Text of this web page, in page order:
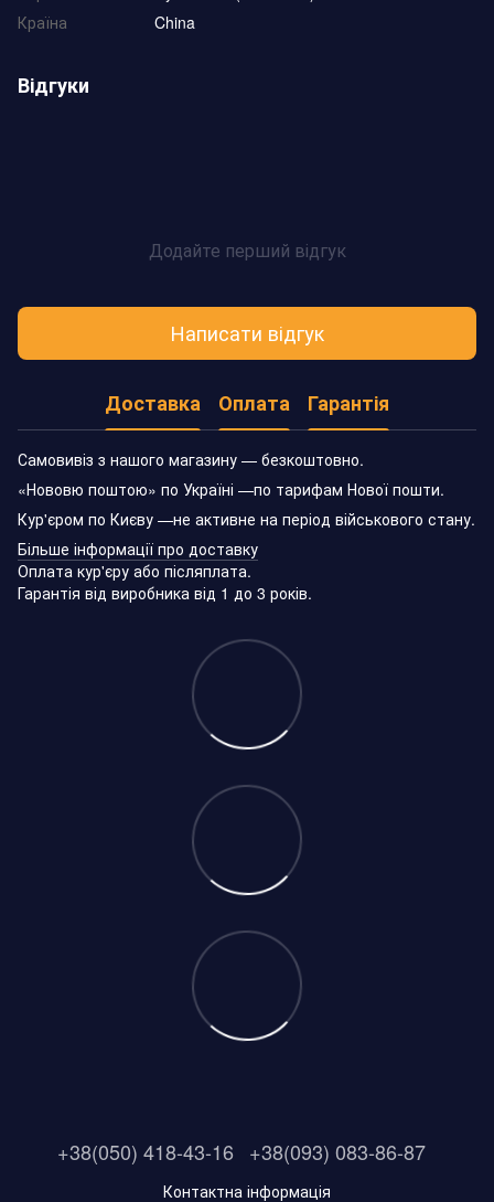
Країна
China
Відгуки
Додайте перший відгук
Написати відгук
Доставка Оплата Гарантія
Самовивіз з нашого магазину — безкоштовно.
«Нововю поштою» по Україні —по тарифам Нової пошти.
Кур'єром по Києву —не активне на період військового стану.
Більше інформації про доставку
Оплата кур'єру або післяплата.
Гарантія від виробника від 1 до 3 років.
+38(050) 418-43-16 +38(093) 083-86-87
Контактна інформація